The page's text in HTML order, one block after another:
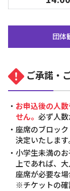
団体
ご承諾・
・ お申込後の人
せん。 必ず人数
・座席のブロッ
決定いたします
・小学生未満の
上であれば、
座席が必要な
※チケットの確